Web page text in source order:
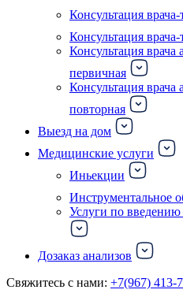
Консультация
Консультация
Консультация врача
первичная
Консультация врача
повторная
Выезд на дом
Медицинские услуги
Иньекции
Инструментальное
Услуги по введению
Дозаказ анализов
Свяжитесь с нами: +7(967) 413-